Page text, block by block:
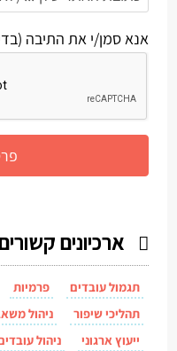
אנא סמן/י את התיבה
ארכיונים
תגמול עובדים פרמיות
תהליכי שיפור
ניהול
ייעוץ ארגוני
ניהול